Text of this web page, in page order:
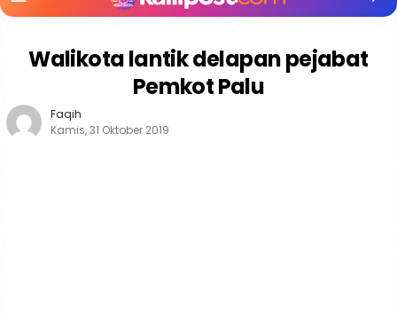
Mobile
Walikota lantik delapan pejabat
Pemkot Palu
Faqih
Kamis, 31 Oktober 2019